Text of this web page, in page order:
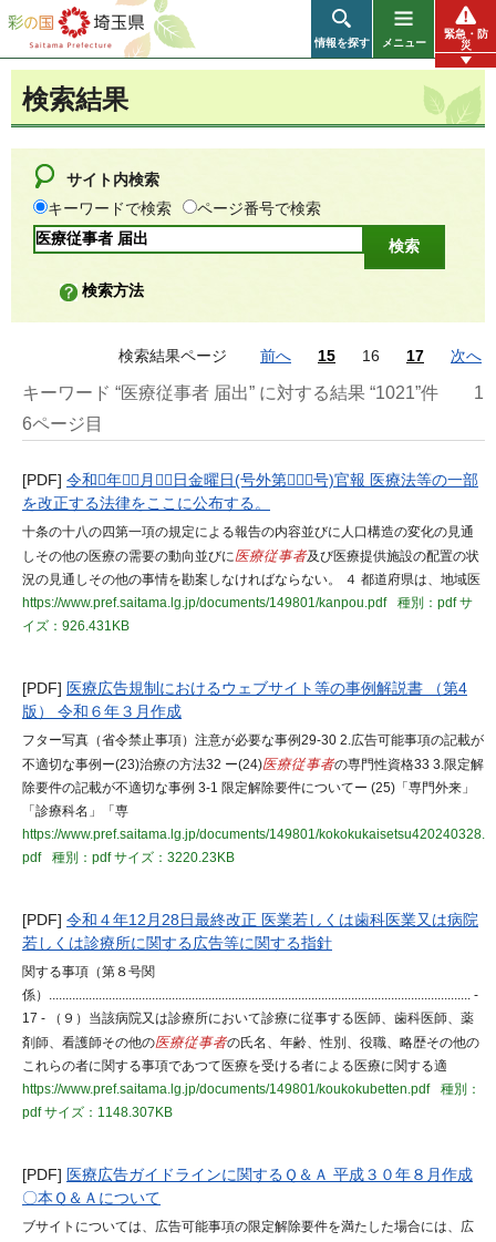
彩の国 埼玉県
情報を探す メニュー
緊急・防
災
検索結果
サイト内検索
キーワードで検索
ページ番号で検索
検索方法
検索結果ページ 前へ 15 16 17 次へ
キーワード “医療従事者 届出” に対する結果 “1021”件
1
6ページ目
[PDF] 令和年月日金曜日(号外第号)官報 医療法等の一部
を改正する法律をここに公布する。
十条の十八の四第一項の規定による報告の内容並びに人口構造の変化の見通
しその他の医療の需要の動向並びに医療従事者及び医療提供施設の配置の状
況の見通しその他の事情を勘案しなければならない。 ４ 都道府県は、地域医
https://www.pref.saitama.lg.jp/documents/149801/kanpou.pdf
種別：pdfサ
イズ：926.431KB
[PDF] 医療広告規制におけるウェブサイト等の事例解説書 （第4
版） 令和６年３月作成
フター写真（省令禁止事項）注意が必要な事例29-30 2.広告可能事項の記載が
不適切な事例ー(23)治療の方法32 ー(24)医療従事者の専門性資格33 3.限定解
除要件の記載が不適切な事例 3-1 限定解除要件についてー (25)「専門外来」
「診療科名」「専
https://www.pref.saitama.lg.jp/documents/149801/kokokukaisetsu420240328.
pdf
種別：pdfサイズ：3220.23KB
[PDF] 令和４年12月28日最終改正 医業若しくは歯科医業又は病院
若しくは診療所に関する広告等に関する指針
関する事項（第８号関
係）............................................................................................................................... -
17 - （９）当該病院又は診療所において診療に従事する医師、歯科医師、薬
剤師、看護師その他の医療従事者の氏名、年齢、性別、役職、略歴その他の
これらの者に関する事項であつて医療を受ける者による医療に関する適
https://www.pref.saitama.lg.jp/documents/149801/koukokubetten.pdf
種別：
pdfサイズ：1148.307KB
[PDF] 医療広告ガイドラインに関するＱ＆Ａ 平成３０年８月作成
〇本Ｑ＆Ａについて
ブサイトについては、広告可能事項の限定解除要件を満たした場合には、広